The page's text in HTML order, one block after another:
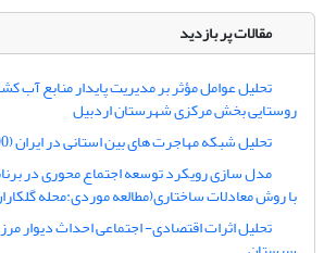
مقالات پر بازدید
تحلیل عوامل مؤثر بر مدیریت پایدار منابع آب
روستایی بخش مرکزی شهرستان اردبیل
تحلیل شبکه مهاجرت های بین استانی در ایران (90-1385)
مدل سازی رویکرد توسعه اجتماع محوری در
با روش معادلات ساختاری(مطالعه موردی:محله
تحلیل اثرات اقتصادی- اجتماعی احداث دیوار